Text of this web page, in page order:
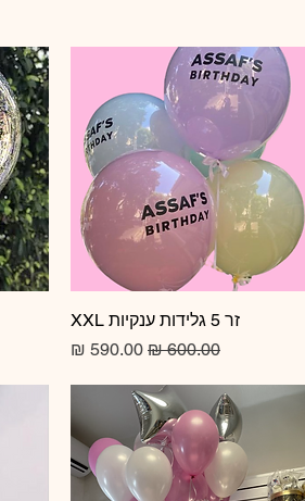
תצוגה מהירה
זר 5 גלידות ענקיות XXL
מחיר רגיל מחיר מבצע